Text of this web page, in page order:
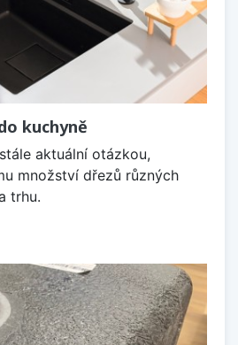
kuchyně
aktuální otázkou,
množství dřezů různých
trhu.